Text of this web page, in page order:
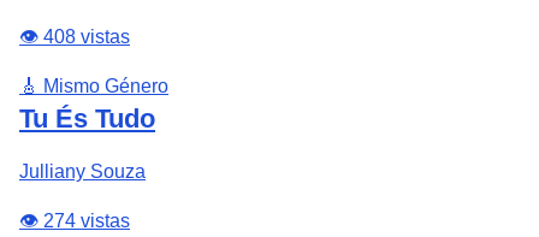
👁️ 408 vistas
🎸 Mismo Género
Tu És Tudo
Julliany Souza
👁️ 274 vistas